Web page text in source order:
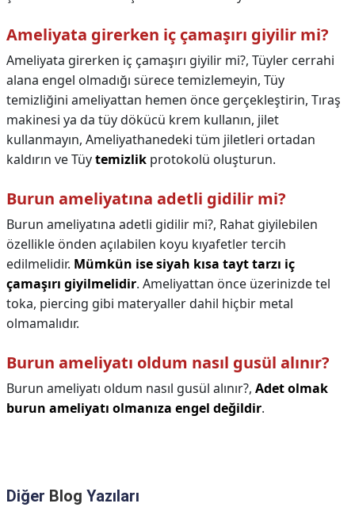
Ameliyata girerken iç çamaşırı giyilir mi?
Ameliyata girerken iç çamaşırı giyilir mi?, Tüyler cerrahi
alana engel olmadığı sürece temizlemeyin, Tüy
temizliğini ameliyattan hemen önce gerçekleştirin, Tıraş
makinesi ya da tüy dökücü krem kullanın, jilet
kullanmayın, Ameliyathanedeki tüm jiletleri ortadan
kaldırın ve Tüytemizlik protokolü oluşturun.
Burun ameliyatına adetli gidilir mi?
Burun ameliyatına adetli gidilir mi?, Rahat giyilebilen
özellikle önden açılabilen koyu kıyafetler tercih
edilmelidir. Mümkün ise siyah kısa tayt tarzı iç
çamaşırı giyilmelidir. Ameliyattan önce üzerinizde tel
toka, piercing gibi materyaller dahil hiçbir metal
olmamalıdır.
Burun ameliyatı oldum nasıl gusül alınır?
Burun ameliyatı oldum nasıl gusül alınır?, Adet olmak
burun ameliyatı olmanıza engel değildir.
Diğer Blog Yazıları